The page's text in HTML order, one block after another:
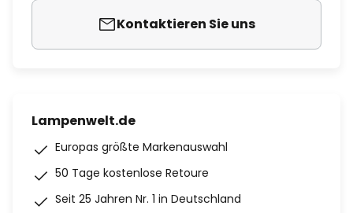
Kontaktieren Sie uns
Lampenwelt.de
Europas größte Markenauswahl
50 Tage kostenlose Retoure
Seit 25 Jahren Nr. 1 in Deutschland